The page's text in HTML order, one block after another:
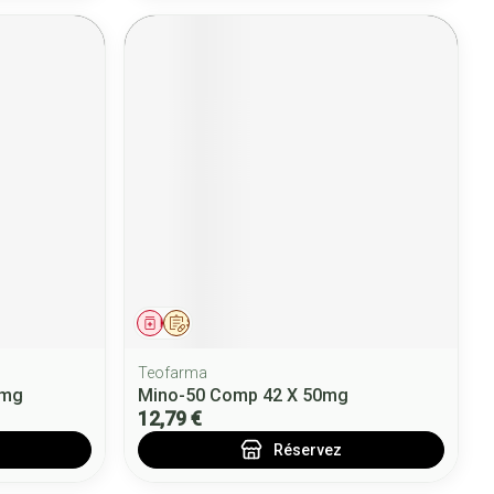
Sur prescription
Médicament
Teofarma
Mino-50 Comp 42 X 50mg
12,79 €
Réservez